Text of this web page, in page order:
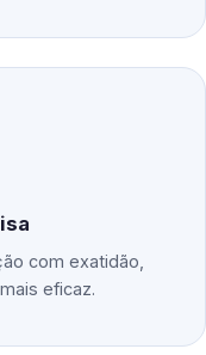
com exatidão,
eficaz.